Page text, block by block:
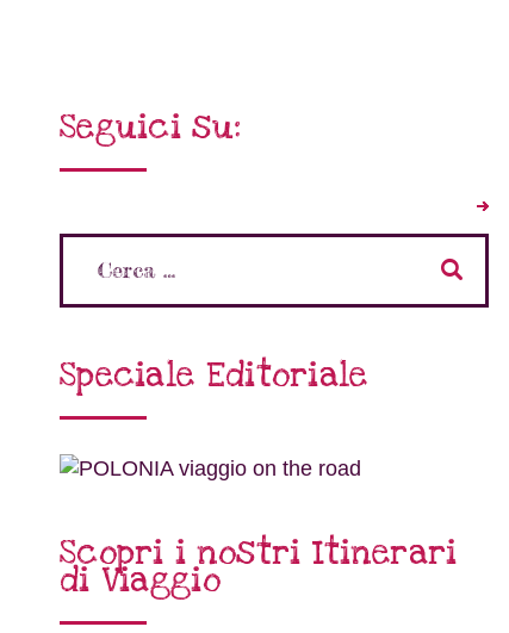
Seguici su:
Speciale Editoriale
Scopri i nostri Itinerari
di Viaggio